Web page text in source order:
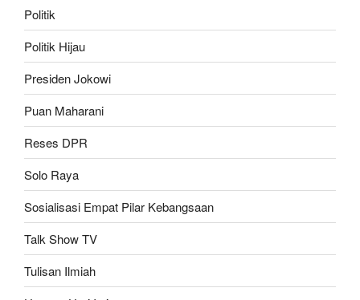
Politik
Politik Hijau
Presiden Jokowi
Puan Maharani
Reses DPR
Solo Raya
Sosialisasi Empat Pilar Kebangsaan
Talk Show TV
Tulisan Ilmiah